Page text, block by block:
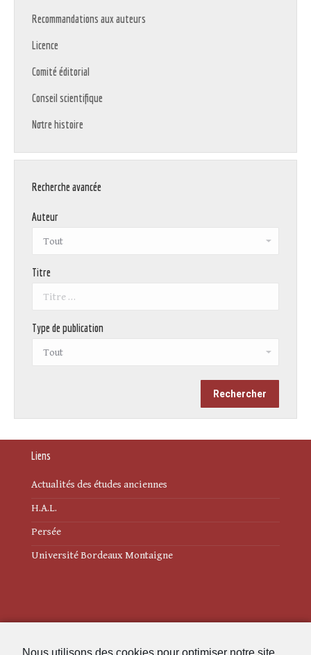
Nous utilisons des cookies pour optimiser notre site
Recommandations aux auteurs
Licence
Comité éditorial
Conseil scientifique
Notre histoire
Recherche avancée
Auteur
Titre
Type de publication
Liens
Actualités des études anciennes
H.A.L.
Persée
Université Bordeaux Montaigne